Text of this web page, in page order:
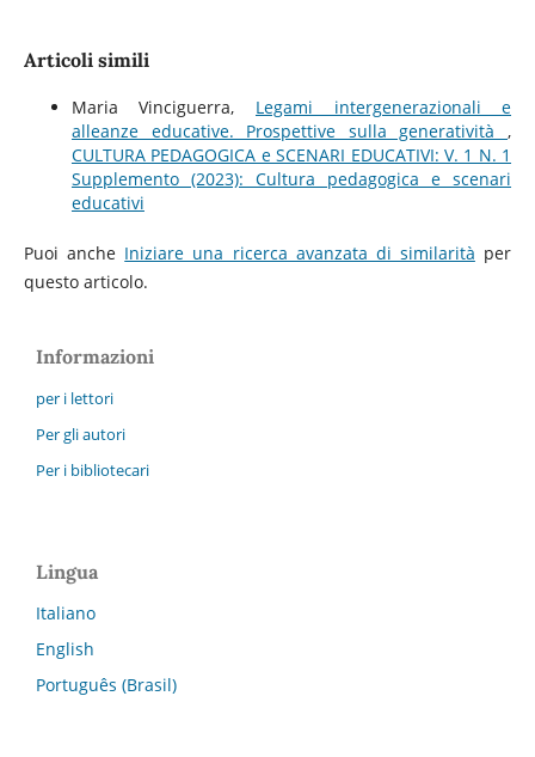
Articoli simili
Maria Vinciguerra, Legami intergenerazionali e
alleanze educative. Prospettive sulla generatività,
CULTURA PEDAGOGICA e SCENARI EDUCATIVI: V. 1 N. 1
Supplemento (2023): Cultura pedagogica e scenari
educativi
Puoi anche Iniziare una ricerca avanzata di similarità per
questo articolo.
Informazioni
per i lettori
Per gli autori
Per i bibliotecari
Lingua
Italiano
English
Português (Brasil)